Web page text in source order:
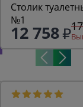
Столик
№1
12 758